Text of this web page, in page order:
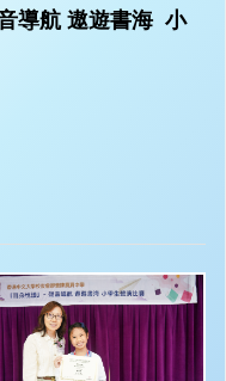
導航 遨遊書海 小